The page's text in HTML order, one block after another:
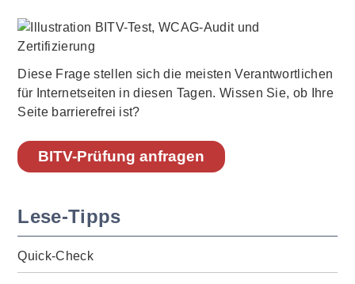
Diese Frage stellen sich die meisten Verantwortlichen
für Internetseiten in diesen Tagen. Wissen Sie, ob Ihre
Seite barrierefrei ist?
BITV-Prüfung anfragen
Lese-Tipps
Quick-Check